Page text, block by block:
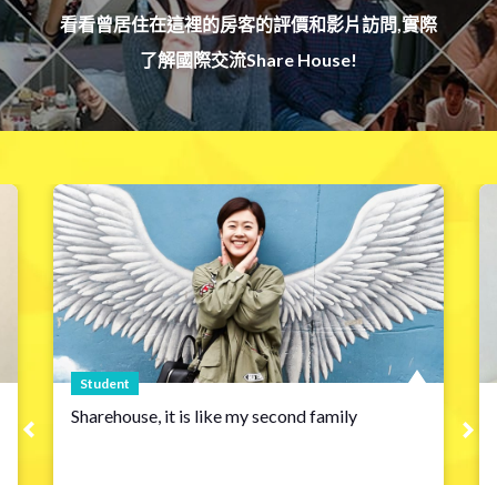
看看曾居住在這裡的房客的評價和影片訪問,實際
了解國際交流Share House!
Worker
Every New Experience is just up to you!